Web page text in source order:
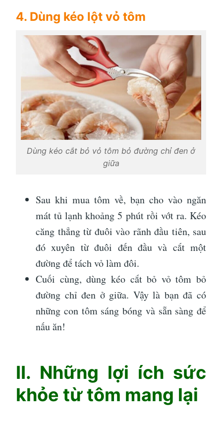
4. Dùng kéo lột vỏ tôm
Dùng kéo cắt bỏ vỏ tôm bỏ đường chỉ đen ở
giữa
Sau khi mua tôm về, bạn cho vào ngăn
mát tủ lạnh khoảng 5 phút rồi vớt ra. Kéo
căng thẳng từ đuôi vào rãnh đầu tiên, sau
đó xuyên từ đuôi đến đầu và cắt một
đường để tách vỏ làm đôi.
Cuối cùng, dùng kéo cắt bỏ vỏ tôm bỏ
đường chỉ đen ở giữa. Vậy là bạn đã có
những con tôm sáng bóng và sẵn sàng để
nấu ăn!
II. Những lợi ích sức
khỏe từ tôm mang lại